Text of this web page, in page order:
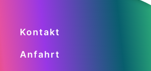
Kontakt
Anfahrt